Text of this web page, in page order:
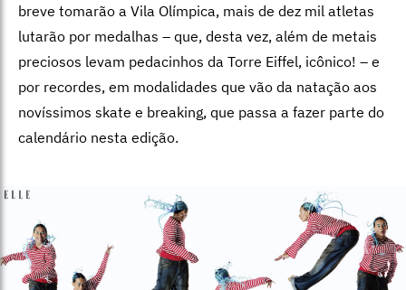
breve tomarão a Vila Olímpica, mais de dez mil atletas
lutarão por medalhas – que, desta vez, além de metais
preciosos levam pedacinhos da Torre Eiffel, icônico! – e
por recordes, em modalidades que vão da natação aos
novíssimos skate e breaking, que passa a fazer parte do
calendário nesta edição.